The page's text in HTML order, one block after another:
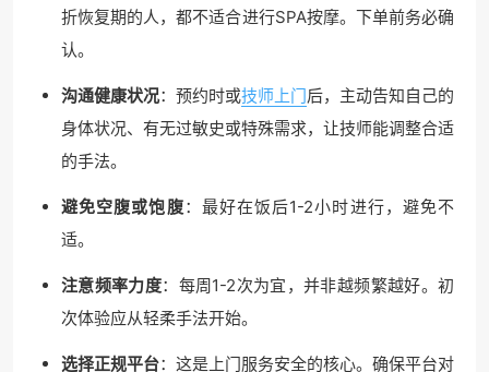
折恢复期的人，都不适合进行SPA按摩。下单前务必确
认。
沟通健康状况：预约时或技师上门后，主动告知自己的
身体状况、有无过敏史或特殊需求，让技师能调整合适
的手法。
避免空腹或饱腹：最好在饭后1-2小时进行，避免不
适。
注意频率力度：每周1-2次为宜，并非越频繁越好。初
次体验应从轻柔手法开始。
选择正规平台：这是上门服务安全的核心。确保平台对